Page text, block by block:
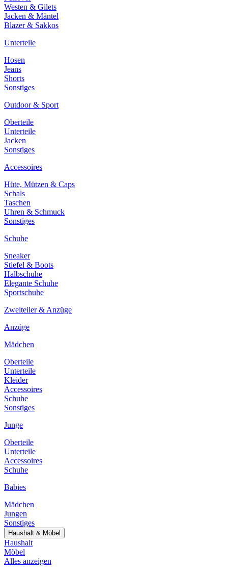
Westen & Gilets
Jacken & Mäntel
Blazer & Sakkos
Unterteile
Hosen
Jeans
Shorts
Sonstiges
Outdoor & Sport
Oberteile
Unterteile
Jacken
Sonstiges
Accessoires
Hüte, Mützen & Caps
Schals
Taschen
Uhren & Schmuck
Sonstiges
Schuhe
Sneaker
Stiefel & Boots
Halbschuhe
Elegante Schuhe
Sportschuhe
Zweiteiler & Anzüge
Anzüge
Mädchen
Oberteile
Unterteile
Kleider
Accessoires
Schuhe
Sonstiges
Junge
Oberteile
Unterteile
Accessoires
Schuhe
Babies
Mädchen
Jungen
Sonstiges
Haushalt & Möbel
Haushalt
Möbel
Alles anzeigen